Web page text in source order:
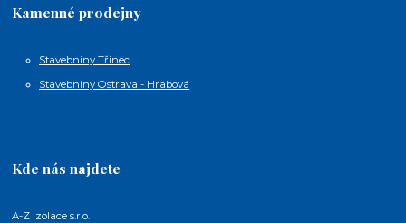
Kamenné prodejny
Stavebniny Třinec
Stavebniny Ostrava - Hrabová
Kde nás najdete
A-Z izolace s.r.o.